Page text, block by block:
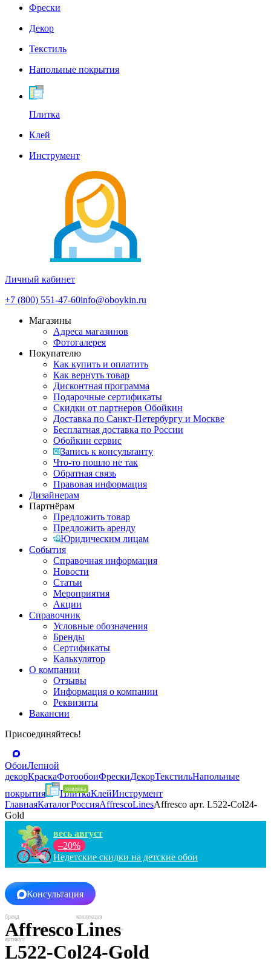
Фрески
Декор
Текстиль
Напольные покрытия
Плитка
Клей
Инструмент
Личный кабинет
+7 (800) 551-47-60info@oboykin.ru
Магазины
Адреса магазинов
Фотогалерея
Покупателю
Как купить и оплатить
Как вернуть товар
Дисконтная программа
Подарочные сертификаты
Скидки от партнеров Обойкин
Доставка по Санкт-Петербургу и Москве
Бесплатная доставка по России
Обойкин сервис
Запись к консультанту
Что-то пошло не так
Обратная связь
Правовая информация
Дизайнерам
Партнёрам
Предложить товар
Предложить аренду
Юридическим лицам
События
Справочная информация
Новости
Статьи
Мероприятия
Акции
Справочник
Условные обозначения
Бренды
Сертификаты
Калькулятор
О компании
Отзывы
Информация о компании
Реквизиты
Вакансии
Присоединяйтесь!
ОбоиЛепной
декорКраскаФотообоиФрескиДекорТекстильНапольные
покрытия
ПлиткаКлейИнструмент
ГлавнаяКаталогРоссияAffrescoLinesAffresco арт. L522-Col24-
Gold
весь август
–20%
Недетские скидки на детские обои
Консультация
AffrescoLines
L522-Col24-Gold